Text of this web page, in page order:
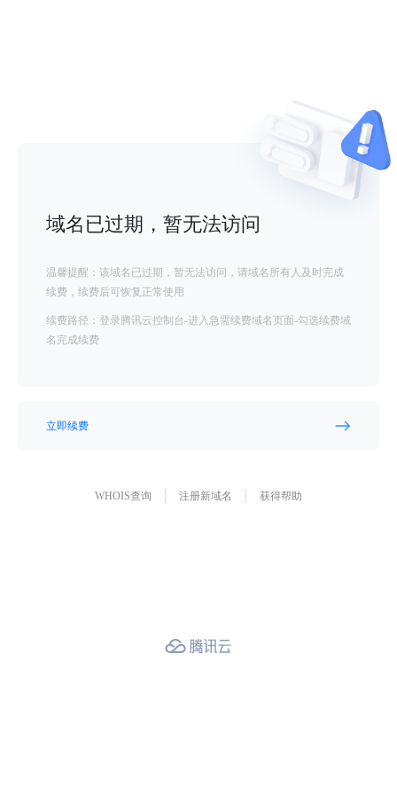
域名已过期，暂无法访问
温馨提醒：该域名已过期，暂无法访问，请域名所有人及时完成
续费，续费后可恢复正常使用
续费路径：登录腾讯云控制台-进入急需续费域名页面-勾选续费域
名完成续费
立即续费
WHOIS查询 注册新域名 获得帮助